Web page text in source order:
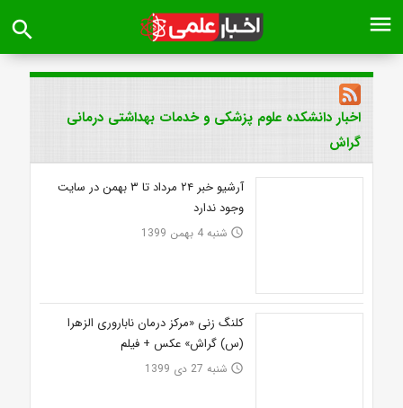
menu
search
اخبار دانشکده علوم پزشکی و خدمات بهداشتی درمانی
گراش
آرشیو خبر ۲۴ مرداد تا ۳ بهمن در سایت
وجود ندارد
access_time شنبه 4 بهمن 1399
کلنگ زنی «مرکز درمان ناباروری الزهرا
(س) گراش» عکس + فیلم
access_time شنبه 27 دی 1399